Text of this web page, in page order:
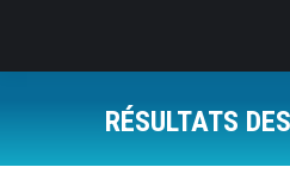
RÉSULTATS